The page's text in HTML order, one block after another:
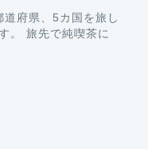
府県、5カ国を旅し
。 旅先で純喫茶に